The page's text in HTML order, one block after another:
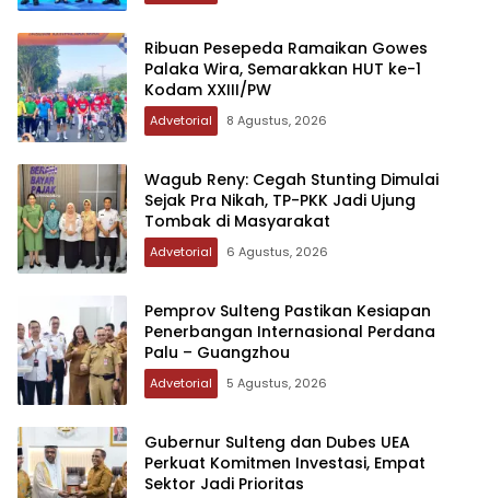
Ribuan Pesepeda Ramaikan Gowes
Palaka Wira, Semarakkan HUT ke-1
Kodam XXIII/PW
Advetorial 8 Agustus, 2026
Wagub Reny: Cegah Stunting Dimulai
Sejak Pra Nikah, TP-PKK Jadi Ujung
Tombak di Masyarakat
Advetorial 6 Agustus, 2026
Pemprov Sulteng Pastikan Kesiapan
Penerbangan Internasional Perdana
Palu – Guangzhou
Advetorial 5 Agustus, 2026
Gubernur Sulteng dan Dubes UEA
Perkuat Komitmen Investasi, Empat
Sektor Jadi Prioritas